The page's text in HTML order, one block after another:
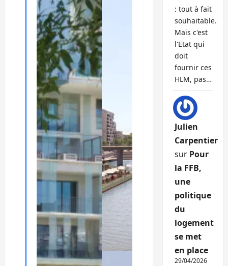
: tout à fait
souhaitable.
Mais c'est
l'Etat qui
doit
fournir ces
HLM, pas…
Julien
Carpentier
sur Pour
la FFB,
une
politique
du
logement
se met
en place
29/04/2026